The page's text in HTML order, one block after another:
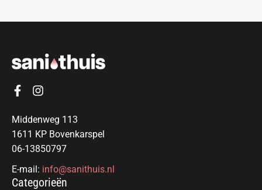
Middenweg 113
1611 KP Bovenkarspel
06-13850797
E-mail: info@sanithuis.nl
Categorieën